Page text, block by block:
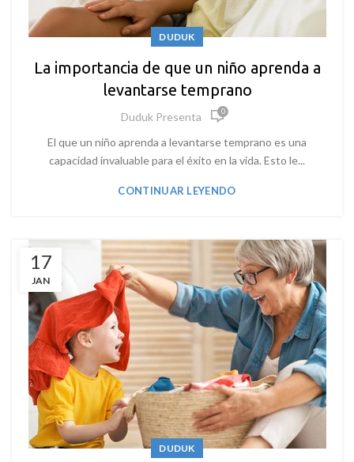
DUDUK
La importancia de que un niño aprenda a
levantarse temprano
Duduk Presenta 0
El que un niño aprenda a levantarse temprano es una
capacidad invaluable para el éxito en la vida. Esto le...
CONTINUAR LEYENDO
17
JAN
DUDUK